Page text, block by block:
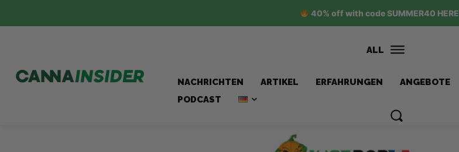
40% off with code SUMMER40 HERE
ALL
NACHRICHTEN ARTIKEL ERFAHRUNGEN ANGEBOTE
PODCAST